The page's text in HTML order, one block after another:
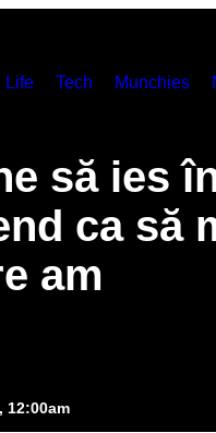
Life Tech Munchies
să ies
ca să
am
12:00am